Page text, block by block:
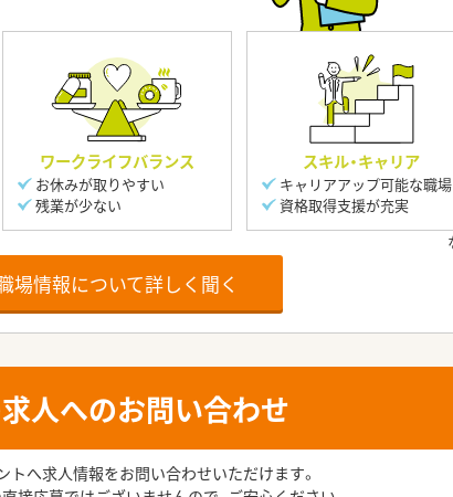
ワークライフバランス
お休みが取りやすい
残業が少ない
スキル・キャリア
キャリアアップ可能な職場
資格取得支援が充実
場情報について詳しく聞く
人へのお問い合わせ
トへ求人情報をお問い合わせいただけます。